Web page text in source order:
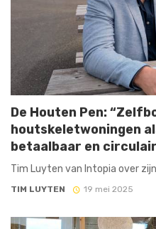
De Houten Pen:
houtskeletwoningen
betaalbaar en
Tim Luyten van Intopia over
TIM LUYTEN 19 mei 2025